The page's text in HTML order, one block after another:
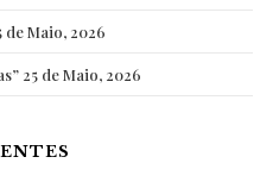
de Maio, 2026
25 de Maio, 2026